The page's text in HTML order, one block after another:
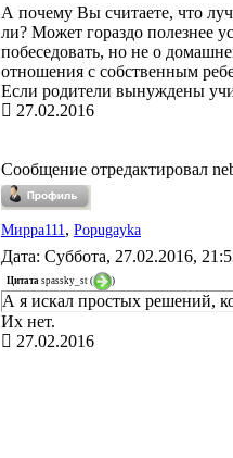
А почему Вы считаете, что
ли? Может гораздо полезнее
побеседовать, но не о
отношения с собственным
Если родители вынуждены
27.02.2016
Сообщение отредактировал
Мирра111, Popugayka
Дата: Суббота, 27.02.2016,
Цитата spassky_st ( )
А я искал простых решений,
Их нет.
27.02.2016